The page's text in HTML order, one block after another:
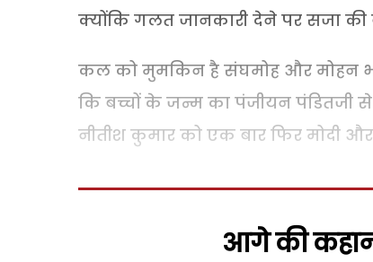
क्योंकि गलत जानकारी देने पर सजा की
कल को मुमकिन है संघमोह और मोहन
कि बच्चों के जन्म का पंजीयन पंडितजी से
नीतीश कुमार को एक बार फिर मोदी
आगे की